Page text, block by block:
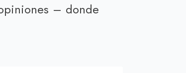
– donde